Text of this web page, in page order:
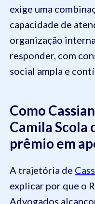
exige uma
capacidade de
organização
responder, com
social ampla e
Como
Camila Scola
prêmio em
A trajetória de
explicar por que o
Advogados